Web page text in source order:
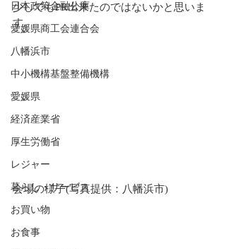
日本政策金融公庫
愛媛県商工会連合会
八幡浜市
中小機構基盤整備機構
愛媛県
経済産業省
厚生労働省
レジャー
暮らし・サービス
お買い物
お食事
少しでもPR出来たのではないかと思いま
す。
会場の様子(写真提供：八幡浜市)